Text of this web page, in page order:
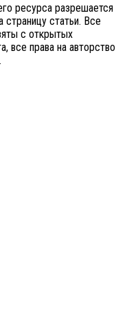
ресурса разрешается
страницу статьи. Все
с открытых
все права на авторство